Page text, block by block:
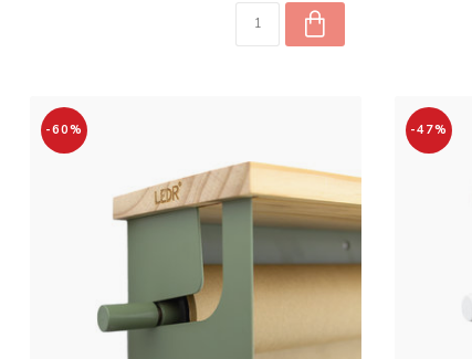
-60% -47%